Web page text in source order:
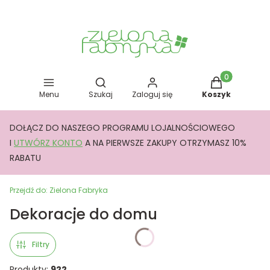
Menu
Otwórz wyszukiwarkę
Szukaj Zaloguj się
Produkty w
Koszyk
DOŁĄCZ DO NASZEGO PROGRAMU LOJALNOŚCIOWEGO
I UTWÓRZ KONTO A NA PIERWSZE ZAKUPY OTRZYMASZ 10%
RABATU
Przejdź do: Zielona Fabryka
Dekoracje do domu
Filtry